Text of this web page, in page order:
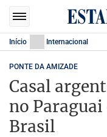
Início Internacional
PONTE DA AMIZADE
Casal
no Paraguai
Brasil